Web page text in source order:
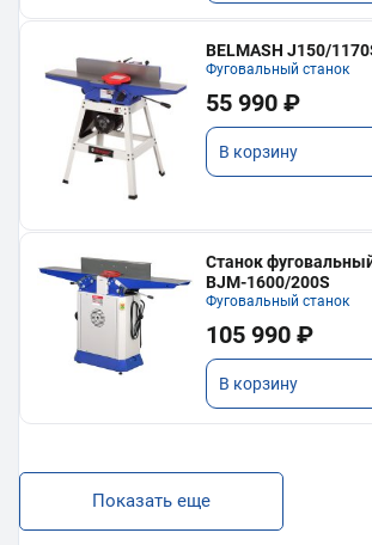
BELMASH J150/
Фуговальный станок
55 990 ₽
В корзину
Станок
BJM-1600/200S
Фуговальный станок
105 990 ₽
В корзину
Показать еще